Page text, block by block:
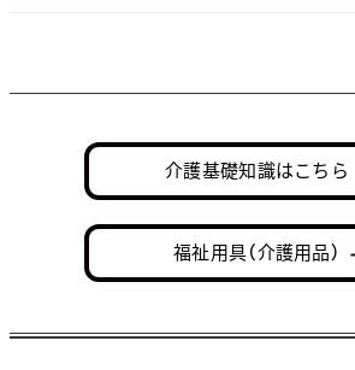
介護基礎知識はこちら
福祉用具（介護用品）